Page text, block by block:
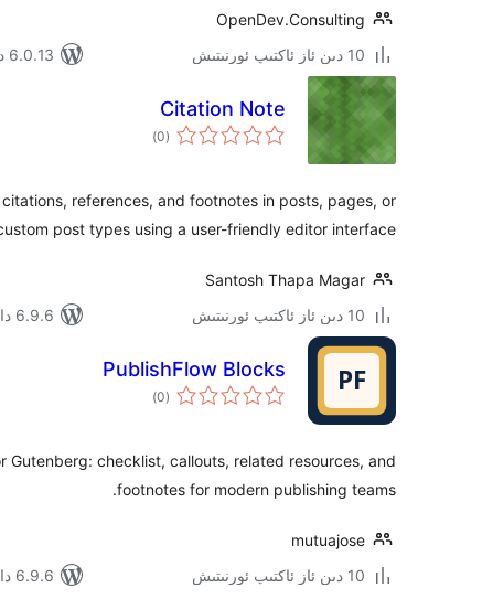
OpenDev.Consulting
10 دىن ئاز ئاكتىپ ئورنىتىش
6.0.13 دا سىنالغان
Citation Note
(0 ئومۇمىي
دەرىجە
)
references, and footnotes in posts, pages, or
post types using a user-friendly editor interface.
Santosh Thapa Magar
10 دىن ئاز ئاكتىپ ئورنىتىش
6.9.6 دا سىنالغان
PublishFlow Blocks
(0 ئومۇمىي
دەرىجە
)
Gutenberg: checklist, callouts, related resources, and
footnotes for modern publishing teams.
mutuajose
10 دىن ئاز ئاكتىپ ئورنىتىش
6.9.6 دا سىنالغان